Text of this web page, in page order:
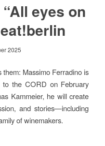
eyes on
2025
Massimo Ferradino is
to the CORD on February
Kammeier, he will create
and stories—including
of winemakers.